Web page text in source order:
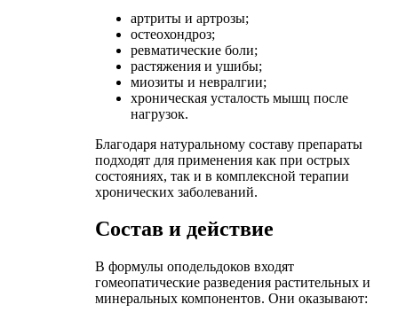
артриты и артрозы;
остеохондроз;
ревматические боли;
растяжения и ушибы;
миозиты и невралгии;
хроническая усталость мышц после
нагрузок.
Благодаря натуральному составу препараты
подходят для применения как при острых
состояниях, так и в комплексной терапии
хронических заболеваний.
Состав и действие
В формулы оподельдоков входят
гомеопатические разведения растительных и
минеральных компонентов. Они оказывают: